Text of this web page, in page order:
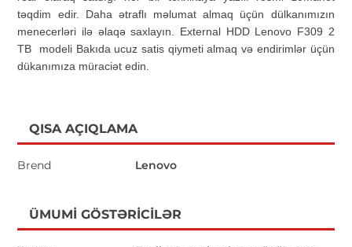
təqdim edir. Daha ətraflı məlumat almaq üçün dülkanımızın
menecerləri ilə əlaqə saxlayın. External HDD Lenovo F309 2
TB modeli Bakıda ucuz satis qiymeti almaq və endirimlər üçün
dükanımıza müraciət edin.
QISA AÇIQLAMA
Brend Lenovo
ÜMUMI GÖSTƏRICILƏR